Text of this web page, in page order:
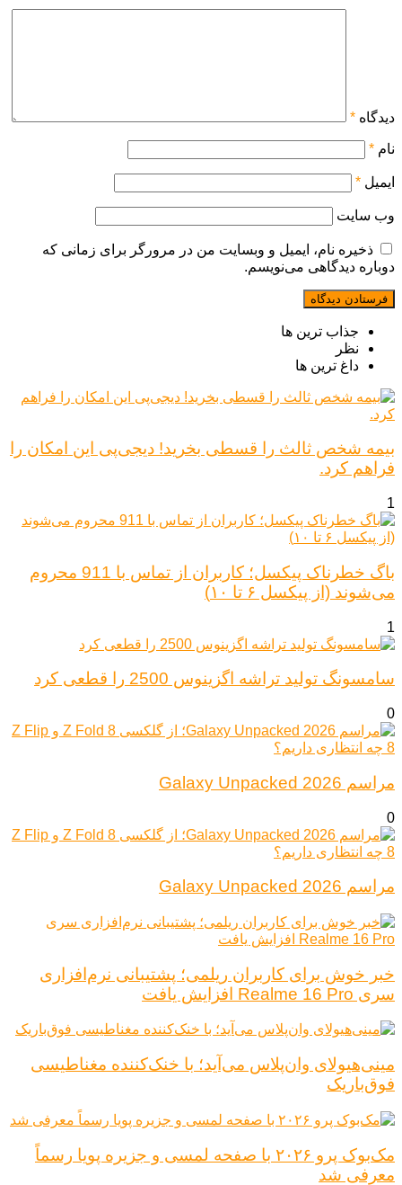
دیدگاه *
نام *
ایمیل *
وب‌ سایت
ذخیره نام، ایمیل و وبسایت من در مرورگر برای زمانی که
دوباره دیدگاهی می‌نویسم.
جذاب ترین ها
نظر
داغ ترین ها
بیمه شخص ثالث را قسطی بخرید! دیجی‌پی این امکان را
فراهم کرد.
1
باگ خطرناک پیکسل؛ کاربران از تماس با 911 محروم
می‌شوند (از پیکسل ۶ تا ۱۰)
1
سامسونگ تولید تراشه اگزینوس 2500 را قطعی کرد
0
مراسم Galaxy Unpacked 2026
0
مراسم Galaxy Unpacked 2026
خبر خوش برای کاربران ریلمی؛ پشتیبانی نرم‌افزاری
سری Realme 16 Pro افزایش یافت
مینی‌هیولای وان‌پلاس می‌آید؛ با خنک‌کننده مغناطیسی
فوق‌باریک
مک‌بوک پرو ۲۰۲۶ با صفحه لمسی و جزیره پویا رسماً
معرفی شد